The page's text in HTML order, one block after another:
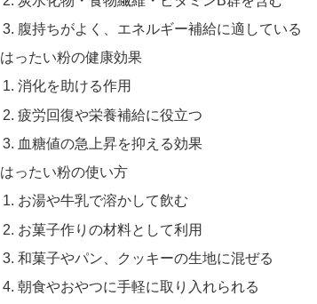
腹持ちがよく、エネルギー補給に適している
はったい粉の健康効果
消化を助ける作用
疲労回復や栄養補給に役立つ
血糖値の急上昇を抑える効果
はったい粉の使い方
お湯や牛乳で溶かして飲む
お菓子作りの材料として利用
和菓子やパン、クッキーの生地に混ぜる
朝食やおやつに手軽に取り入れられる